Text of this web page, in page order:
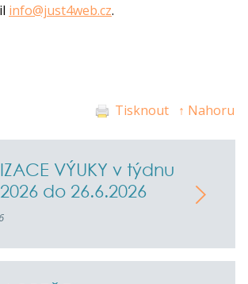
info@just4web.cz.
Tisknout ↑ Nahoru
VÝUKY v týdnu
do 26.6.2026